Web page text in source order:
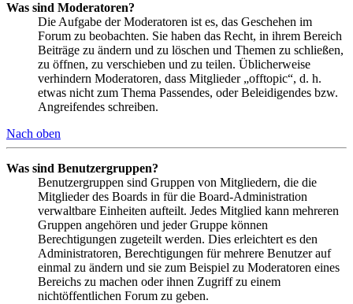
Was sind Moderatoren?
Die Aufgabe der Moderatoren ist es, das Geschehen im
Forum zu beobachten. Sie haben das Recht, in ihrem Bereich
Beiträge zu ändern und zu löschen und Themen zu schließen,
zu öffnen, zu verschieben und zu teilen. Üblicherweise
verhindern Moderatoren, dass Mitglieder „offtopic“, d. h.
etwas nicht zum Thema Passendes, oder Beleidigendes bzw.
Angreifendes schreiben.
Nach oben
Was sind Benutzergruppen?
Benutzergruppen sind Gruppen von Mitgliedern, die die
Mitglieder des Boards in für die Board-Administration
verwaltbare Einheiten aufteilt. Jedes Mitglied kann mehreren
Gruppen angehören und jeder Gruppe können
Berechtigungen zugeteilt werden. Dies erleichtert es den
Administratoren, Berechtigungen für mehrere Benutzer auf
einmal zu ändern und sie zum Beispiel zu Moderatoren eines
Bereichs zu machen oder ihnen Zugriff zu einem
nichtöffentlichen Forum zu geben.